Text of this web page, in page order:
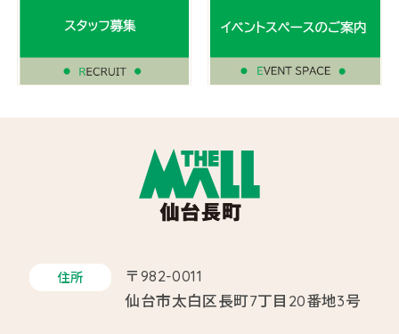
住所
〒982-0011
仙台市太白区長町7丁目20番地3号